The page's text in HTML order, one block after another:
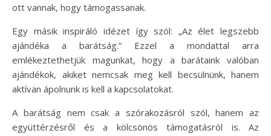
ott vannak, hogy támogassanak.
Egy másik inspiráló idézet így szól: „Az élet legszebb
ajándéka a barátság.” Ezzel a mondattal arra
emlékeztethetjük magunkat, hogy a barátaink valóban
ajándékok, akiket nemcsak meg kell becsülnünk, hanem
aktívan ápolnunk is kell a kapcsolatokat.
A barátság nem csak a szórakozásról szól, hanem az
együttérzésről és a kölcsönös támogatásról is. Az